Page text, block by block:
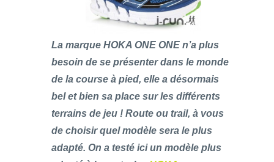
La marque HOKA ONE ONE n’a plus
besoin de se présenter dans le monde
de la course à pied, elle a désormais
bel et bien sa place sur les différents
terrains de jeu ! Route ou trail, à vous
de choisir quel modèle sera le plus
adapté. On a testé ici un modèle plus